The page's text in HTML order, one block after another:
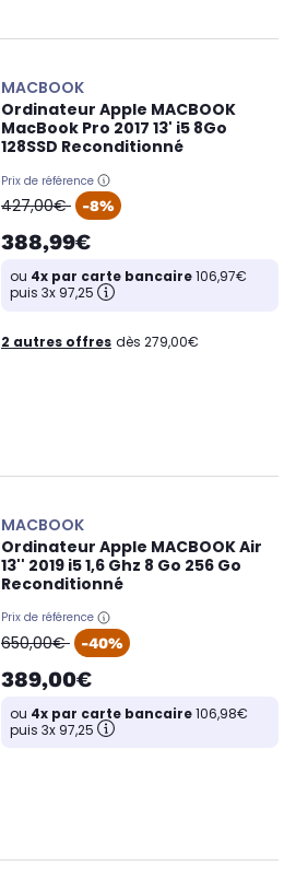
MACBOOK
Ordinateur Apple MACBOOK
MacBook Pro 2017 13' i5 8Go
128SSD Reconditionné
Prix de référence
oldPrice
427,00€ -8%
388,99€
ou 4x par carte bancaire106,97€
puis 3x 97,25
2 autres offres dès 279,00€
MACBOOK
Ordinateur Apple MACBOOK Air
13'' 2019 i5 1,6 Ghz 8 Go 256 Go
Reconditionné
Prix de référence
oldPrice
650,00€ -40%
389,00€
ou 4x par carte bancaire106,98€
puis 3x 97,25